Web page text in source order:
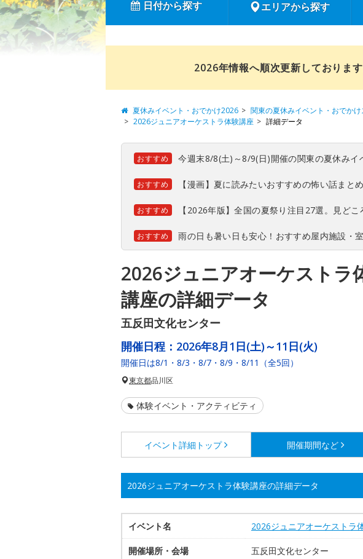
日付から探す エリアから探す
2026年情報へ順次更新しておりま
夏休みイベント・おでかけ2026 関東の夏休みイベント・おでかけ
2026ジュニアオーケストラ体験講座
詳細データ
おすすめ 今週末8/8(土)～8/9(日)開催の関東の夏休みイ
おすすめ 【漫画】夏に読みたいおすすめの怖い話まとめ
おすすめ 【2026年版】全国の夏祭り注目27選。見どこ
おすすめ 雨の日も暑い日も安心！おすすめ屋内施設・
2026ジュニアオーケストラ
講座の詳細データ
五反田文化センター
開催日程： 2026年8月1日(土)～11日(火)
開催日は8/1・8/3・8/7・8/9・8/11（全5回）
東京都品川区
体験イベント・アクティビティ
イベント詳細 トップ 開催期間など
2026ジュニアオーケストラ体験講座の詳細データ
イベント名 2026ジュニアオーケストラ
開催場所・会場 五反田文化センター